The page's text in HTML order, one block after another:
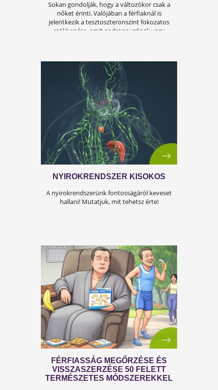
ÍGY KERÜLD EL AZ
ISKOLAKEZDÉSI ŐRÜLETET!
Az iskolakezdés sok családban nem
örömteli új kezdet, hanem egy stresszes
Olvass tovább a tippekért!
A KÁNIKULA 6 LEGFŐBB